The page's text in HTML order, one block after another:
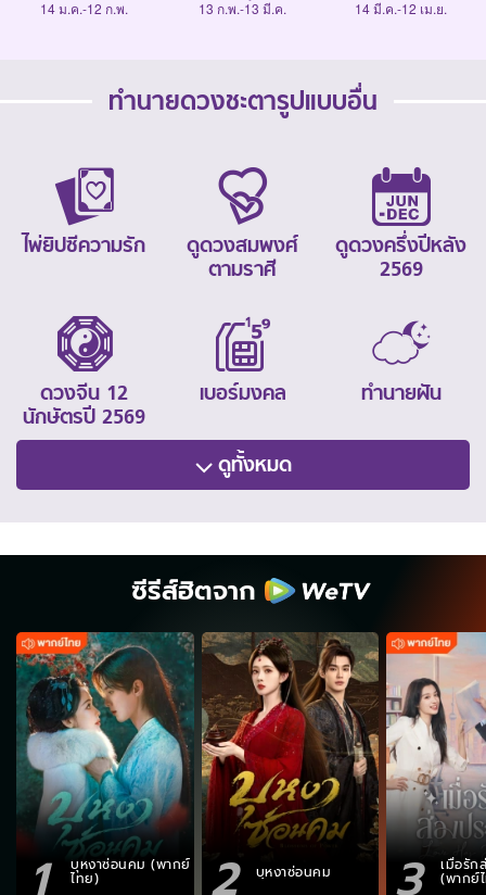
14 ม.ค.-12 ก.พ. 13 ก.พ.-13 มี.ค. 14 มี.ค.-12 เม.ย.
ทำนายดวงชะตารูปแบบอื่น
ไพ่ยิปซีความรัก
ดูดวงสมพงศ์
ตามราศี
ดูดวงครึ่งปีหลัง
2569
ดวงจีน 12
นักษัตรปี 2569
เบอร์มงคล ทำนายฝัน
ดูทั้งหมด
ซีรีส์ฮิตจาก
1 บุหงาซ่อนคม (พากย์
ไทย) 2 บุหงาซ่อนคม 3 เมื่อรัก
(พากย์